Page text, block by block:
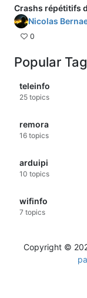
Pas de
fouillant un
compteurs ne
vais devoir
HP
correspondent.
Une idée de la
Crashs répétitifs
Nicolas
0
Popular
teleinfo
25 topics
remora
16 topics
arduipi
10 topics
wifinfo
7 topics
Copyright ©